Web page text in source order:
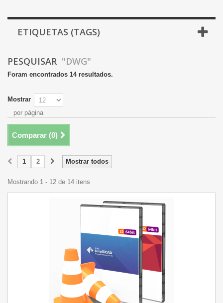
ETIQUETAS (TAGS)
PESQUISAR "DWG"
Foram encontrados 14 resultados.
Mostrar
por página
Comparar (0)
Mostrar todos
1 2
Mostrando 1 - 12 de 14 itens